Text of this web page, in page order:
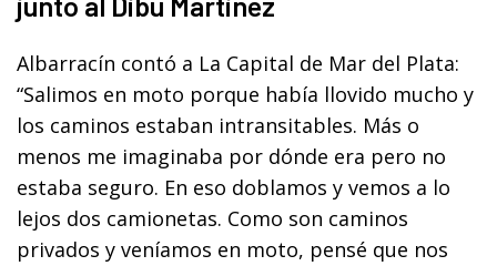
Albarracín contó a La Capital de Mar del Plata:
“Salimos en moto porque había llovido mucho y
los caminos estaban intransitables. Más o
menos me imaginaba por dónde era pero no
estaba seguro. En eso doblamos y vemos a lo
lejos dos camionetas. Como son caminos
privados y veníamos en moto, pensé que nos